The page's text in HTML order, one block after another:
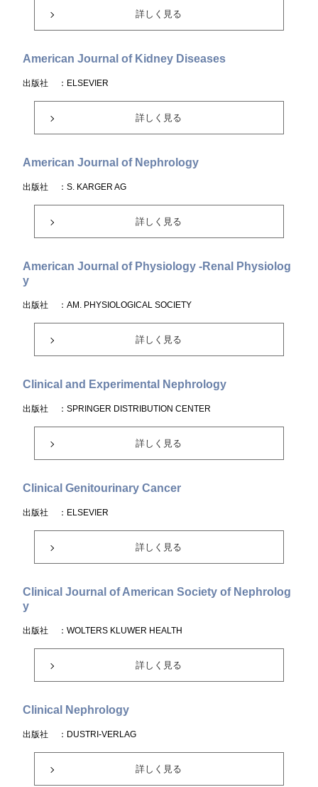
詳しく見る
American Journal of Kidney Diseases
出版社 ：ELSEVIER
詳しく見る
American Journal of Nephrology
出版社 ：S. KARGER AG
詳しく見る
American Journal of Physiology -Renal Physiolog
y
出版社 ：AM. PHYSIOLOGICAL SOCIETY
詳しく見る
Clinical and Experimental Nephrology
出版社 ：SPRINGER DISTRIBUTION CENTER
詳しく見る
Clinical Genitourinary Cancer
出版社 ：ELSEVIER
詳しく見る
Clinical Journal of American Society of Nephrolog
y
出版社 ：WOLTERS KLUWER HEALTH
詳しく見る
Clinical Nephrology
出版社 ：DUSTRI-VERLAG
詳しく見る